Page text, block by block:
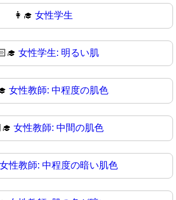
👩‍🎓 女性学生
女性学生: 明るい肌
女性教師: 中程度の肌色
女性教師: 中間の肌色
女性教師: 中程度の暗い肌色